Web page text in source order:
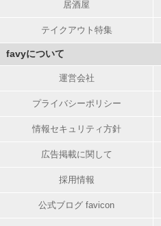
居酒屋
テイクアウト特集
favyについて
運営会社
プライバシーポリシー
情報セキュリティ方針
広告掲載に関して
採用情報
公式ブログ favicon